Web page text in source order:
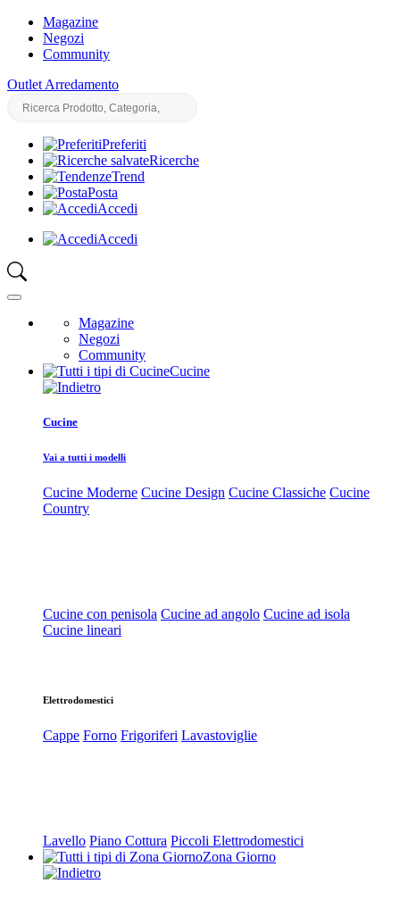
Magazine
Negozi
Community
Outlet Arredamento
Preferiti
Ricerche
Trend
Posta
Accedi
Accedi
Magazine
Negozi
Community
Cucine
Cucine
Vai a tutti i modelli
Cucine Moderne Cucine Design Cucine Classiche Cucine
Country
Cucine con penisola Cucine ad angolo Cucine ad isola
Cucine lineari
Elettrodomestici
Cappe Forno Frigoriferi Lavastoviglie
Lavello Piano Cottura Piccoli Elettrodomestici
Zona Giorno